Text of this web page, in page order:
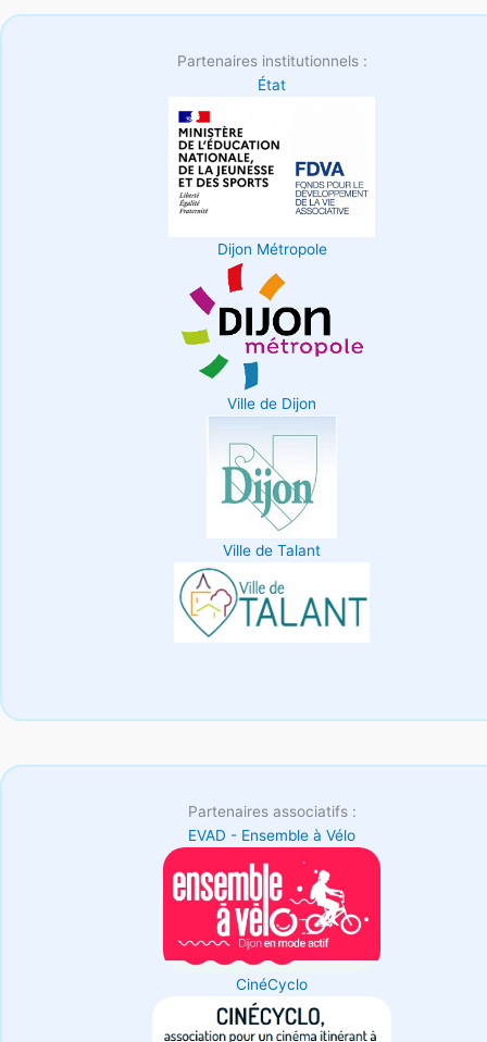
Partenaires institutionnels :
État
Dijon Métropole
Ville de Dijon
Ville de Talant
Partenaires associatifs :
EVAD - Ensemble à Vélo
CinéCyclo